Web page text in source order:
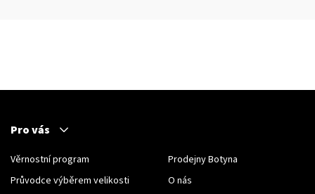
Pro vás
Věrnostní program
Průvodce výběrem velikosti
Prodejny Botyna
O nás